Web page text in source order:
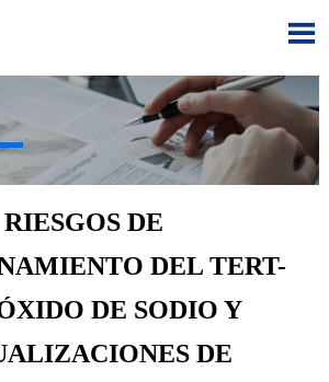

RIESGOS DE
DEL TERT-
DE SODIO Y
DE